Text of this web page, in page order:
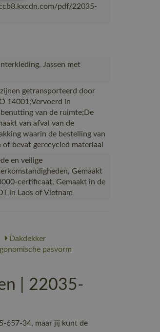
pdf/22035-
Jassen met
getransporteerd door
14001;Vervoerd in
van de ruimte;De
van afval van de
waarin de bestelling van
of bevat gerecycled materiaal
en veilige
Gemaakt
certificaat, Gemaakt in de
in Laos of Vietnam
Dakdekker
pasvorm
| 22035-
657-34, maar jij kunt de